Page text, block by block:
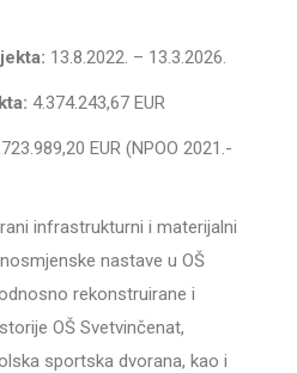
13.8.2022. – 13.3.2026.
4.374.243,67 EUR
EUR (NPOO 2021.-
infrastrukturni i materijalni
nastave u OŠ
rekonstruirane i
OŠ Svetvinčenat,
sportska dvorana, kao i